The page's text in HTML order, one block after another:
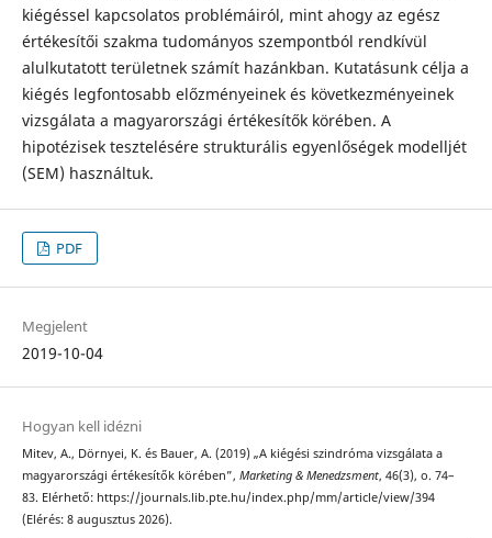
kiégéssel kapcsolatos problémáiról, mint ahogy az egész
értékesítői szakma tudományos szempontból rendkívül
alulkutatott területnek számít hazánkban. Kutatásunk célja a
kiégés legfontosabb előzményeinek és következményeinek
vizsgálata a magyarországi értékesítők körében. A
hipotézisek tesztelésére strukturális egyenlőségek modelljét
(SEM) használtuk.
PDF
Megjelent
2019-10-04
Hogyan kell idézni
Mitev, A., Dörnyei, K. és Bauer, A. (2019) „A kiégési szindróma vizsgálata a
magyarországi értékesítők körében”, Marketing & Menedzsment, 46(3), o. 74–
83. Elérhető: https://journals.lib.pte.hu/index.php/mm/article/view/394
(Elérés: 8 augusztus 2026).